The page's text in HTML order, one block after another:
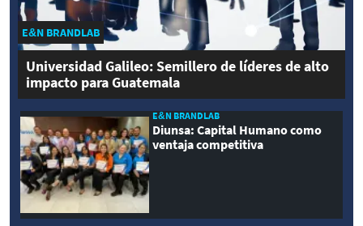
E&N BRANDLAB
Universidad Galileo: Semillero de líderes de alto
impacto para Guatemala
E&N BRANDLAB
Diunsa: Capital Humano como
ventaja competitiva